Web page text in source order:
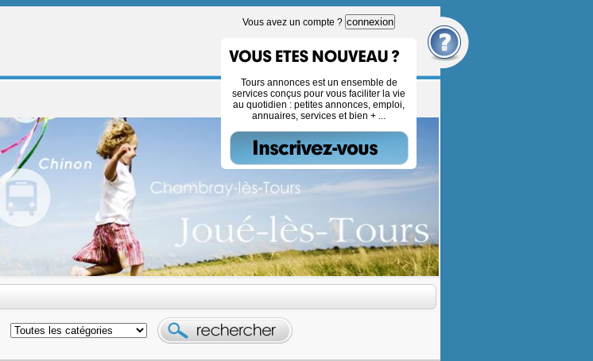
Tours annonces est un ensemble de
services conçus pour vous faciliter la vie
au quotidien : petites annonces, emploi,
annuaires, services et bien + ...
Vous avez un compte ? connexion